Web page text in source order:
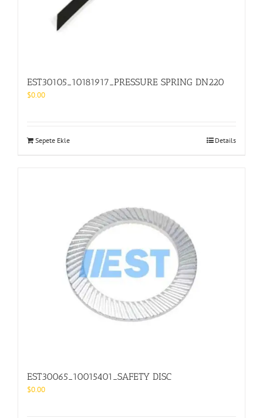
EST30105_10181917_PRESSURE SPRING DN220
$0.00
Sepete Ekle Details
EST30065_10015401_SAFETY DISC
$0.00